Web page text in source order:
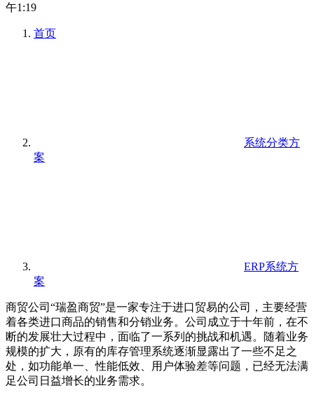
午1:19
首页
系统分类方
案
ERP系统方
案
商贸公司“瑞盈商贸”是一家专注于进口贸易的公司，主要经营
着各类进口商品的销售和分销业务。公司成立于十年前，在不
断的发展壮大过程中，面临了一系列的挑战和机遇。随着业务
规模的扩大，原有的库存管理系统逐渐显露出了一些不足之
处，如功能单一、性能低效、用户体验差等问题，已经无法满
足公司日益增长的业务需求。